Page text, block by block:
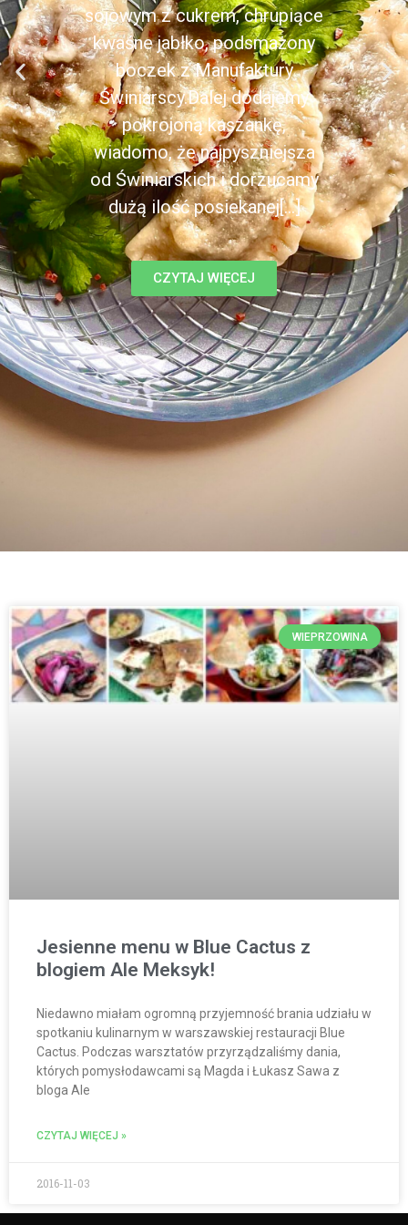
sojowym z cukrem, chrupiące
kwaśne jabłko, podsmażony
boczek z Manufaktury
Świniarscy.Dalej dodajemy
pokrojoną kaszankę,
wiadomo, że najpyszniejsza
od Świniarskich i dorzucamy
dużą ilość posiekanej[...]
CZYTAJ WIĘCEJ
WIEPRZOWINA
Jesienne menu w Blue Cactus z
blogiem Ale Meksyk!
Niedawno miałam ogromną przyjemność brania udziału w
spotkaniu kulinarnym w warszawskiej restauracji Blue
Cactus. Podczas warsztatów przyrządzaliśmy dania,
których pomysłodawcami są Magda i Łukasz Sawa z
bloga Ale
CZYTAJ WIĘCEJ »
2016-11-03